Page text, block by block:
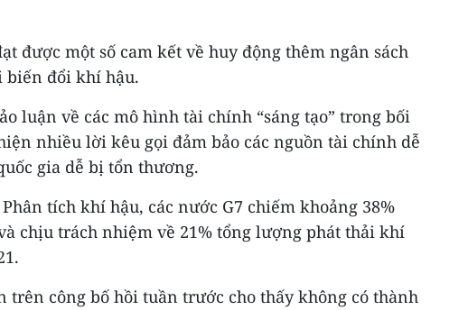
được một số cam kết về huy động thêm ngân sách
biến đổi khí hậu.
luận về các mô hình tài chính “sáng tạo” trong bối
nhiều lời kêu gọi đảm bảo các nguồn tài chính dễ
gia dễ bị tổn thương.
tích khí hậu, các nước G7 chiếm khoảng 38%
chịu trách nhiệm về 21% tổng lượng phát thải khí
trên công bố hồi tuần trước cho thấy không có thành